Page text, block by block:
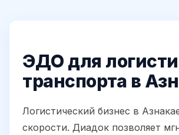
ЭДО для
транспорта в
Логистический бизнес в
скорости. Диадок позволяет